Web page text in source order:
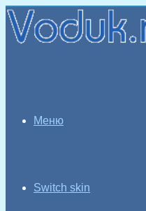
Меню
Switch skin